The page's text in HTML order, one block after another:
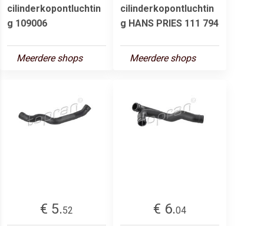
cilinderkopontluchtin
g 109006
Meerdere shops
cilinderkopontluchtin
g HANS PRIES 111 794
Meerdere shops
€ 5.52
€ 6.04